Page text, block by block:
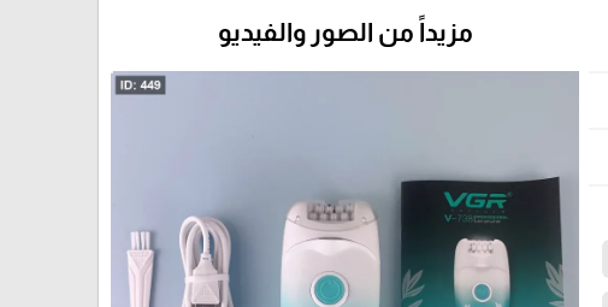
مزيداً من الصور والفيديو